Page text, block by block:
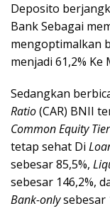
Deposito
Bank Sebagai
mengoptimalkan
menjadi 61,2% Ke
Sedangkan
Ratio(CAR) BNII
Common Equity
tetap sehat Di
sebesar 85,5%,
sebesar 146,2%,
Bank-onlysebesar